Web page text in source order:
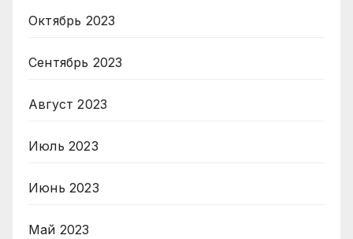
Октябрь 2023
Сентябрь 2023
Август 2023
Июль 2023
Июнь 2023
Май 2023